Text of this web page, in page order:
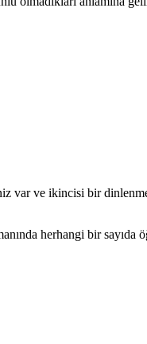
olmadıkları anlamına gelir.